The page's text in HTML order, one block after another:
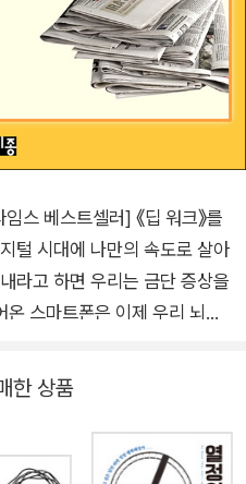
스마트폰은 이제 우리 뇌까
를 만들어내고 있다. 시도 때도
것에 시간을 투자할 수 없고,
리게 한다. 베스트셀러《딥 워
한 상품